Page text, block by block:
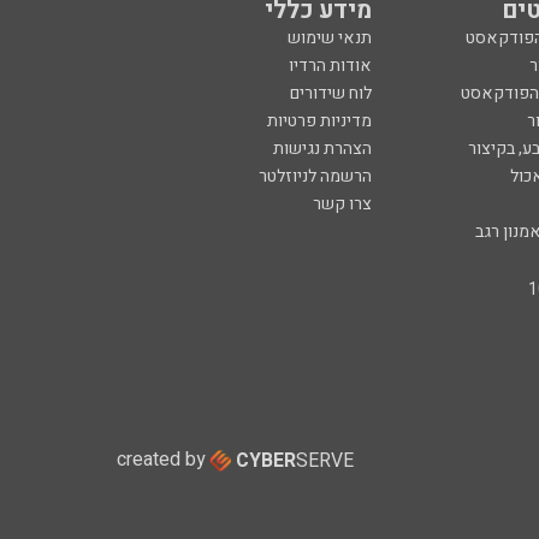
מידע כללי
תנאי שימוש
אודות הרדיו
הפודקאסט
לוח שידורים
מדיניות פרטיות
בקיצור
הצהרת נגישות
הרשמה לניוזלטר
צרו קשר
רגב
created by CYBERSERVE